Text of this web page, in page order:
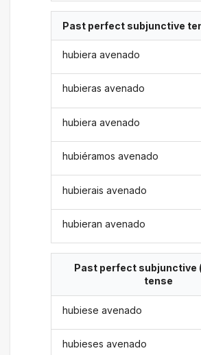
Past perfect subjunctive
hubiera avenado
hubieras avenado
hubiera avenado
hubiéramos avenado
hubierais avenado
hubieran avenado
Past perfect subjunctive
tense
hubiese avenado
hubieses avenado